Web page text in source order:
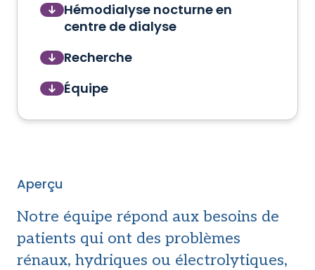
Hémodialyse nocturne en
centre de dialyse
Recherche
Équipe
Aperçu
Notre équipe répond aux besoins de
patients qui ont des problèmes
rénaux, hydriques ou électrolytiques,